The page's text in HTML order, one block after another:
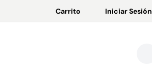
Carrito Iniciar Sesión